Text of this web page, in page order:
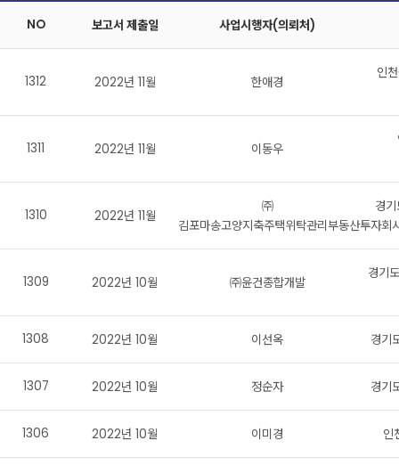
NO 보고서 제출일 사업시행자(의뢰처)
1312 2022년 11월 한애경
인
1311 2022년 11월 이동우
1310 2022년 11월
㈜
김포마송고양지축주택위탁관리부동산투자회
경
1309 2022년 10월 ㈜윤건종합개발
경기
1308 2022년 10월 이선옥 경기
1307 2022년 10월 정순자 경기
1306 2022년 10월 이미경 인